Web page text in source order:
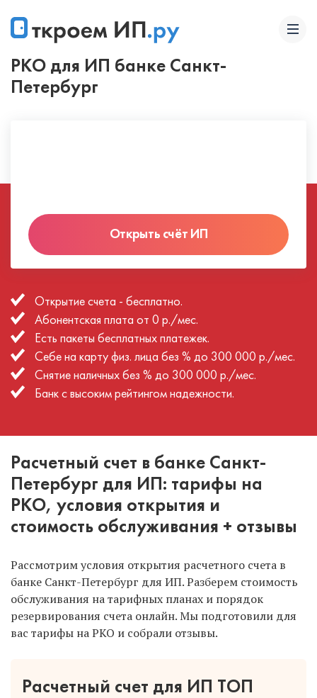
РКО для ИП банке Санкт-
Петербург
Открыть счёт ИП
Открытие счета - бесплатно.
Абонентская плата от 0 р./мес.
Есть пакеты бесплатных платежек.
Себе на карту физ. лица без % до 300 000 р./мес.
Снятие наличных без % до 300 000 р./мес.
Банк с высоким рейтингом надежности.
Расчетный счет в банке Санкт-
Петербург для ИП: тарифы на
РКО, условия открытия и
стоимость обслуживания + отзывы
Рассмотрим условия открытия расчетного счета в
банке Санкт-Петербург для ИП. Разберем стоимость
обслуживания на тарифных планах и порядок
резервирования счета онлайн. Мы подготовили для
вас тарифы на РКО и собрали отзывы.
Расчетный счет для ИП ТОП